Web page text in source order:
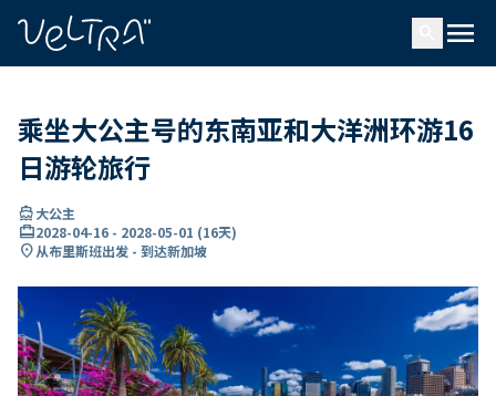
menu
乘坐大公主号的东南亚和大洋洲环游16
日游轮旅行
directions_boat大公主
card_travel2028-04-16 - 2028-05-01 (16天)
location_on从布里斯班出发 - 到达新加坡